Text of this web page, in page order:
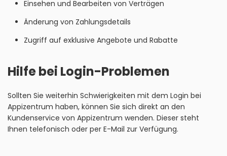
Einsehen und Bearbeiten von Verträgen
Änderung von Zahlungsdetails
Zugriff auf exklusive Angebote und Rabatte
Hilfe bei Login-Problemen
Sollten Sie weiterhin Schwierigkeiten mit dem Login bei
Appizentrum haben, können Sie sich direkt an den
Kundenservice von Appizentrum wenden. Dieser steht
Ihnen telefonisch oder per E-Mail zur Verfügung.